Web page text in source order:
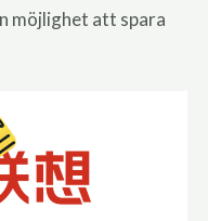
möjlighet att spara